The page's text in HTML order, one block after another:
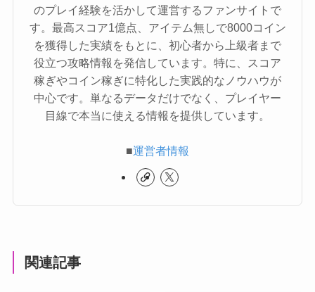
のプレイ経験を活かして運営するファンサイトで
す。最高スコア1億点、アイテム無しで8000コイン
を獲得した実績をもとに、初心者から上級者まで
役立つ攻略情報を発信しています。特に、スコア
稼ぎやコイン稼ぎに特化した実践的なノウハウが
中心です。単なるデータだけでなく、プレイヤー
目線で本当に使える情報を提供しています。
■運営者情報
関連記事